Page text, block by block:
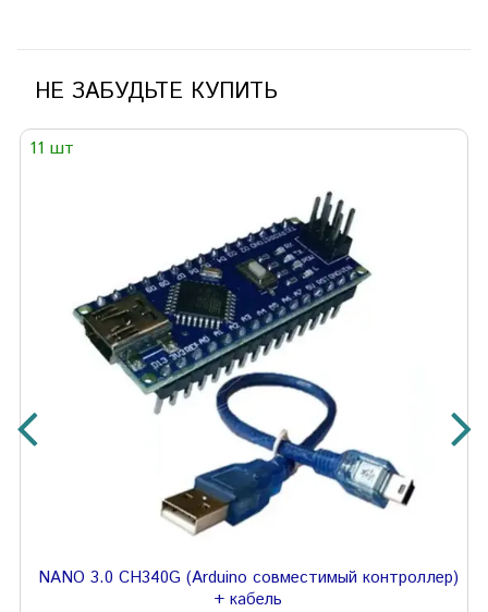
НЕ ЗАБУДЬТЕ КУПИТЬ
11 шт
NANO 3.0 CH340G (Arduino совместимый контроллер)
+ кабель